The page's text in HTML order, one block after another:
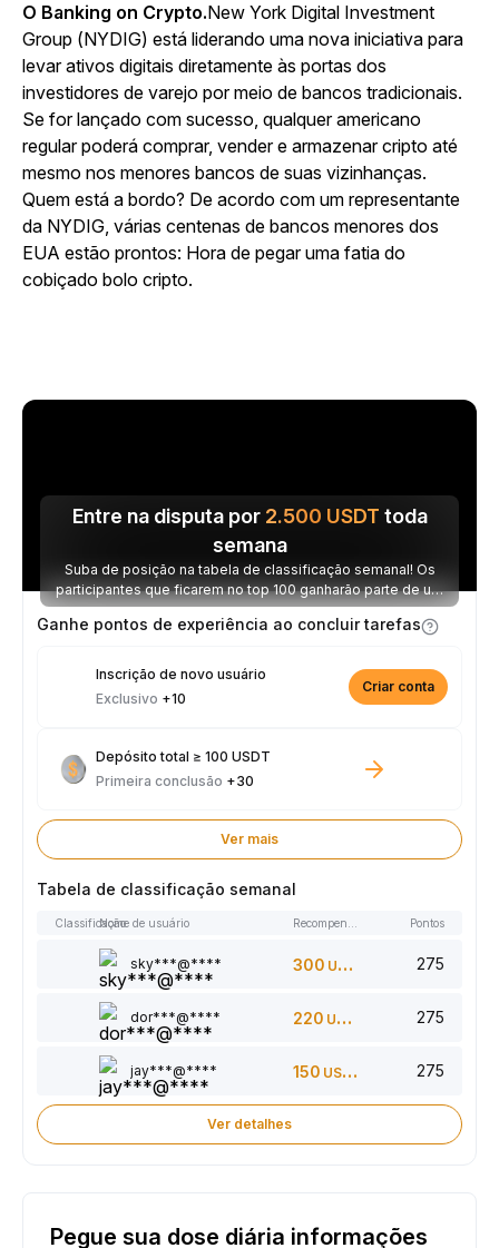
O Banking on Crypto.New York Digital Investment
Group (NYDIG) está liderando uma nova iniciativa para
levar ativos digitais diretamente às portas dos
investidores de varejo por meio de bancos tradicionais.
Se for lançado com sucesso, qualquer americano
regular poderá comprar, vender e armazenar cripto até
mesmo nos menores bancos de suas vizinhanças.
Quem está a bordo? De acordo com um representante
da NYDIG, várias centenas de bancos menores dos
EUA estão prontos: Hora de pegar uma fatia do
cobiçado bolo cripto.
Entre na disputa por 2.500 USDT toda
semana
Suba de posição na tabela de classificação semanal! Os
participantes que ficarem no top 100 ganharão parte de um
prêmio de 2.500 USDT toda semana.
Ganhe pontos de experiência ao concluir tarefas
Inscrição de novo usuário
Exclusivo +10
Criar conta
Depósito total ≥ 100 USDT
Primeira conclusão +30
Ver mais
Tabela de classificação semanal
ClassificaçãoNome de usuário Pontos
sky***@**** 300 USDT 275
dor***@**** 220 USDT 275
jay***@**** 150 USDT 275
Ver detalhes
Pegue sua dose diária informações